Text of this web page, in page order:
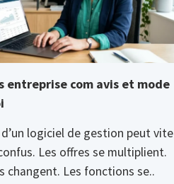
entreprise com avis et mode
d’un logiciel de gestion peut vite
Les offres se multiplient.
changent. Les fonctions se..